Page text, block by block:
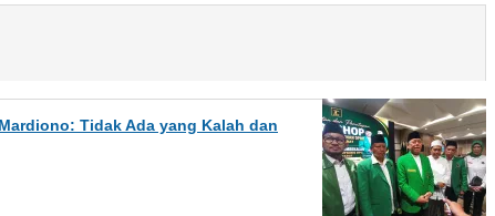
Tidak Ada yang Kalah dan